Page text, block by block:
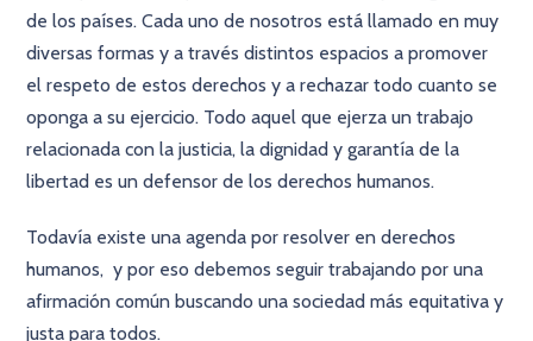
de los países. Cada uno de nosotros está llamado en muy
diversas formas y a través distintos espacios a promover
el respeto de estos derechos y a rechazar todo cuanto se
oponga a su ejercicio. Todo aquel que ejerza un trabajo
relacionada con la justicia, la dignidad y garantía de la
libertad es un defensor de los derechos humanos.
Todavía existe una agenda por resolver en derechos
humanos, y por eso debemos seguir trabajando por una
afirmación común buscando una sociedad más equitativa y
justa para todos.